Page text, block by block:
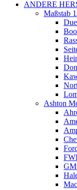
ANDERE
Maßstab
Ashton